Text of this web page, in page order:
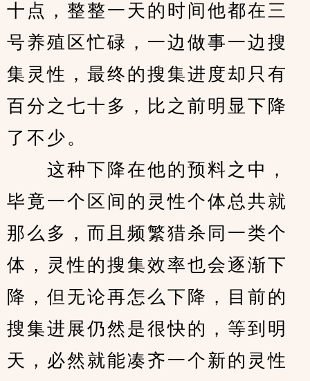
十点，整整一天的时间他都在三
号养殖区忙碌，一边做事一边搜
集灵性，最终的搜集进度却只有
百分之七十多，比之前明显下降
了不少。
这种下降在他的预料之中，
毕竟一个区间的灵性个体总共就
那么多，而且频繁猎杀同一类个
体，灵性的搜集效率也会逐渐下
降，但无论再怎么下降，目前的
搜集进展仍然是很快的，等到明
天，必然就能凑齐一个新的灵性